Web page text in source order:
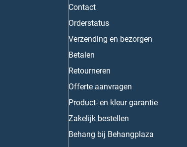
Contact
Orderstatus
Verzending en bezorgen
Betalen
Retourneren
Offerte aanvragen
Product- en kleur garantie
Zakelijk bestellen
Behang bij Behangplaza